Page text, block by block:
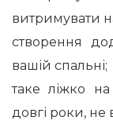
витримувати
створення
вашій спальні;
таке ліжко
довгі роки, не